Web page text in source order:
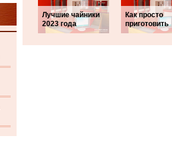
Лучшие чайники
2023 года
Как просто
приготовить